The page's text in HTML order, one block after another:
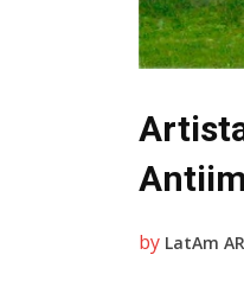
by LatAm